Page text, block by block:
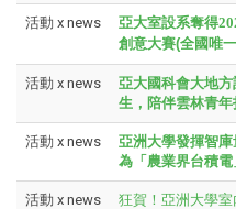
活動 x news 亞大室設系奪得
創意大賽(全國唯
活動 x news
亞大國科會大地
生，陪伴雲林青
活動 x news
亞洲大學發揮智
為「農業界台積電
活動 x news
狂賀！亞洲大學